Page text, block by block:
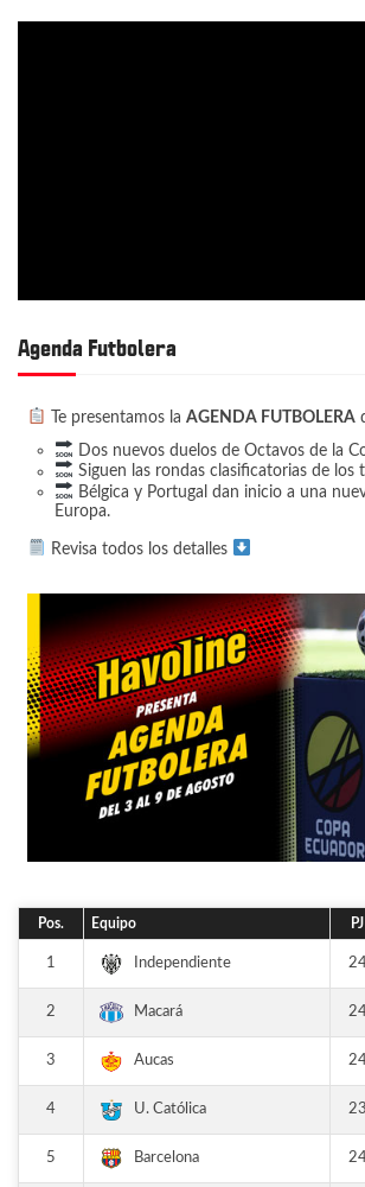
Agenda Futbolera
Te presentamos la AGENDA FUTBOLERA
Dos nuevos duelos de Octavos de la
Siguen las rondas clasificatorias de los
Bélgica y Portugal dan inicio a una
Europa.
Revisa todos los detalles
Pos. Equipo PJ
1 Independiente
2 Macará
3 Aucas
4 U. Católica 23
5 Barcelona